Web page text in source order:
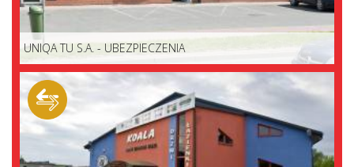
UNIQA TU S.A. - UBEZPIECZENIA